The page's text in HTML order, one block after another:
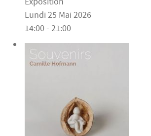
Lundi 25 Mai 2026
14:00 - 21:00